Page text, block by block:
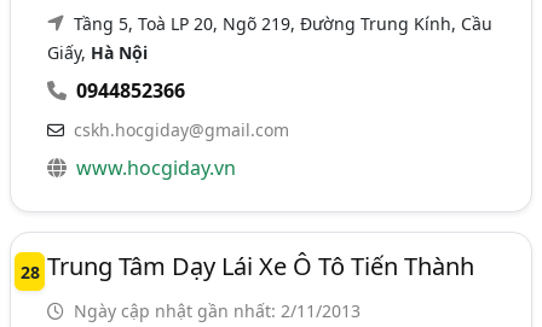
Tầng 5, Toà LP 20, Ngõ 219, Đường Trung Kính, Cầu
Giấy, Hà Nội
0944852366
cskh.hocgiday@gmail.com
www.hocgiday.vn
28 Trung Tâm Dạy Lái Xe Ô Tô Tiến Thành
Ngày cập nhật gần nhất: 2/11/2013